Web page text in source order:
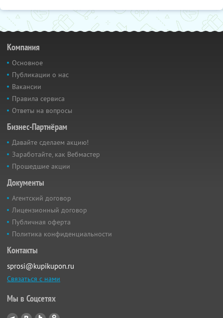
Компания
Основное
Публикации о нас
Вакансии
Правила сервиса
Ответы на вопросы
Бизнес-Партнёрам
Давайте сделаем акцию!
Заработайте, как Вебмастер
Прошедшие акции
Документы
Агентский договор
Лицензионный договор
Публичная оферта
Политика конфиденциальности
Контакты
sprosi@kupikupon.ru
Связаться с нами
Мы в Соцсетях